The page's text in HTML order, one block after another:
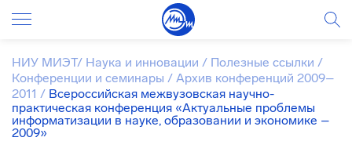
НИУ МИЭТ/ Наука и инновации / Полезные ссылки /
Конференции и семинары / Архив конференций 2009–
2011 / Всероссийская межвузовская научно-
практическая конференция «Актуальные проблемы
информатизации в науке, образовании и экономике –
2009»